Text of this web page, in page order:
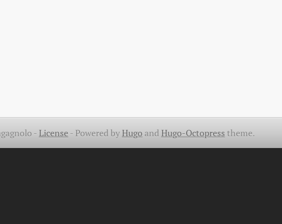
-License -Powered byHugoandHugo-Octopress theme.